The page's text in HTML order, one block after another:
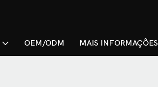
OEM/ODM MAIS INFORMAÇÕES